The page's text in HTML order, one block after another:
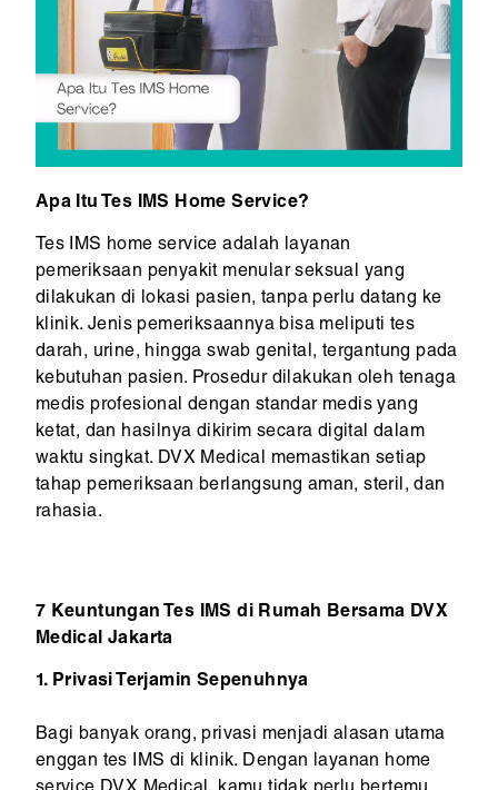
Apa Itu Tes IMS Home Service?
Tes IMS home service adalah layanan
pemeriksaan penyakit menular seksual yang
dilakukan di lokasi pasien, tanpa perlu datang ke
klinik. Jenis pemeriksaannya bisa meliputi tes
darah, urine, hingga swab genital, tergantung pada
kebutuhan pasien. Prosedur dilakukan oleh tenaga
medis profesional dengan standar medis yang
ketat, dan hasilnya dikirim secara digital dalam
waktu singkat. DVX Medical memastikan setiap
tahap pemeriksaan berlangsung aman, steril, dan
rahasia.
7 Keuntungan Tes IMS di Rumah Bersama DVX
Medical Jakarta
1. Privasi Terjamin Sepenuhnya
Bagi banyak orang, privasi menjadi alasan utama
enggan tes IMS di klinik. Dengan layanan home